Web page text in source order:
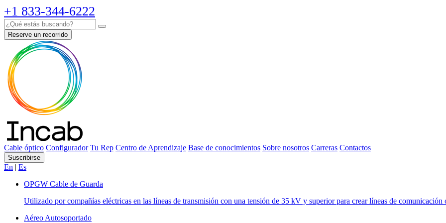
+1 833-344-6222
Reserve un recorrido
Cable óptico Configurador Tu Rep Centro de Aprendizaje Base de conocimientos Sobre nosotros Carreras Contactos
Suscribirse
En | Es
OPGW Cable de Guarda
Utilizado por compañías eléctricas en las líneas de transmisión con una tensión de 35 kV y superior para crear líneas de comunicación
Aéreo Autosoportado